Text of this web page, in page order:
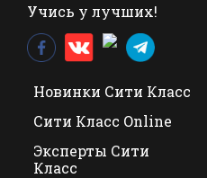
Учись у лучших!
Новинки Сити Класс
Сити Класс Online
Эксперты Сити
Класс